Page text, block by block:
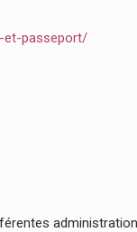
et-passeport/